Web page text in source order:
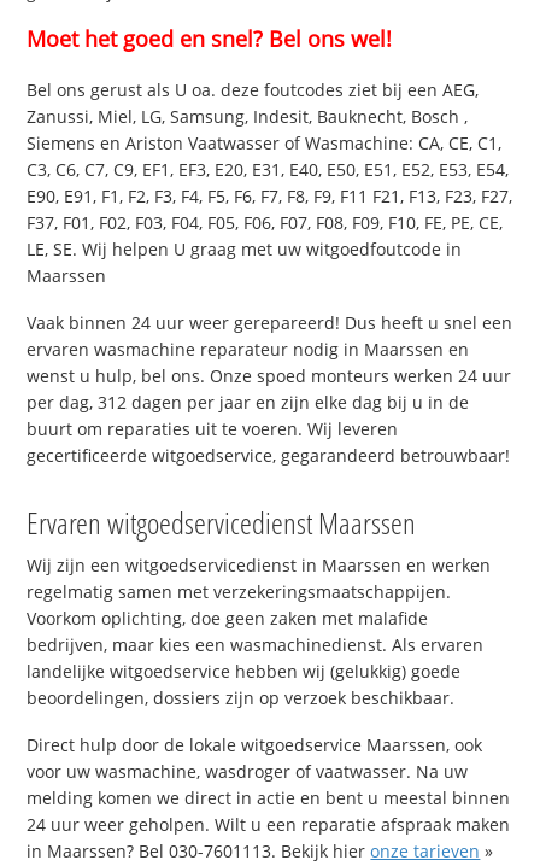
Moet het goed en snel? Bel ons wel!
Bel ons gerust als U oa. deze foutcodes ziet bij een AEG,
Zanussi, Miel, LG, Samsung, Indesit, Bauknecht, Bosch ,
Siemens en Ariston Vaatwasser of Wasmachine: CA, CE, C1,
C3, C6, C7, C9, EF1, EF3, E20, E31, E40, E50, E51, E52, E53, E54,
E90, E91, F1, F2, F3, F4, F5, F6, F7, F8, F9, F11 F21, F13, F23, F27,
F37, F01, F02, F03, F04, F05, F06, F07, F08, F09, F10, FE, PE, CE,
LE, SE. Wij helpen U graag met uw witgoedfoutcode in
Maarssen
Vaak binnen 24 uur weer gerepareerd! Dus heeft u snel een
ervaren wasmachine reparateur nodig in Maarssen en
wenst u hulp, bel ons. Onze spoed monteurs werken 24 uur
per dag, 312 dagen per jaar en zijn elke dag bij u in de
buurt om reparaties uit te voeren. Wij leveren
gecertificeerde witgoedservice, gegarandeerd betrouwbaar!
Ervaren witgoedservicedienst Maarssen
Wij zijn een witgoedservicedienst in Maarssen en werken
regelmatig samen met verzekeringsmaatschappijen.
Voorkom oplichting, doe geen zaken met malafide
bedrijven, maar kies een wasmachinedienst. Als ervaren
landelijke witgoedservice hebben wij (gelukkig) goede
beoordelingen, dossiers zijn op verzoek beschikbaar.
Direct hulp door de lokale witgoedservice Maarssen, ook
voor uw wasmachine, wasdroger of vaatwasser. Na uw
melding komen we direct in actie en bent u meestal binnen
24 uur weer geholpen. Wilt u een reparatie afspraak maken
in Maarssen? Bel 030-7601113. Bekijk hieronze tarieven »